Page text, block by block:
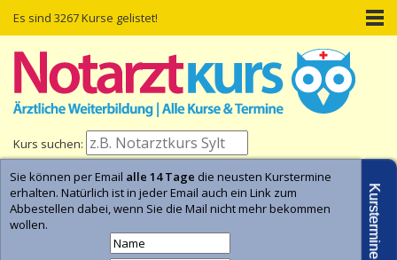
Es sind 3267 Kurse gelistet!
Kurs suchen:
Home Kurs-Termine Kurs-Suche Kurstermine
Sie können per Email alle 14 Tage die neusten Kurstermine
erhalten. Natürlich ist in jeder Email auch ein Link zum
Abbestellen dabei, wenn Sie die Mail nicht mehr bekommen
wollen.